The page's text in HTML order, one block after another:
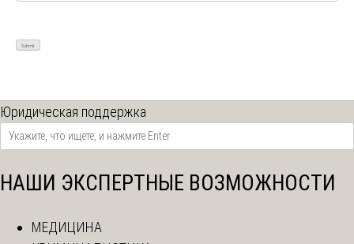
Юридическая поддержка
НАШИ ЭКСПЕРТНЫЕ ВОЗМОЖНОСТИ
МЕДИЦИНА